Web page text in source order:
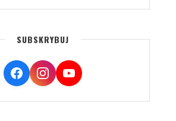
SUBSKRYBUJ